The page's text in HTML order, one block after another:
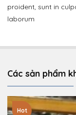
proident, sunt in
laborum
Các sản phẩm